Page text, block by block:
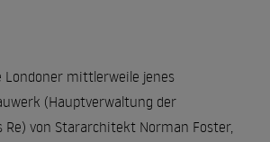
Londoner mittlerweile jenes
(Hauptverwaltung der
Re) von Stararchitekt Norman Foster,